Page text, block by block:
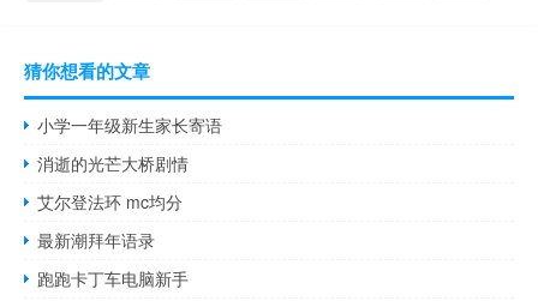
猜你想看的文章
小学一年级新生家长寄语
消逝的光芒大桥剧情
艾尔登法环 mc均分
最新潮拜年语录
跑跑卡丁车电脑新手